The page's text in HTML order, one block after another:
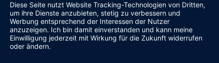
Diese Seite nutzt Website Tracking-Technologien von Dritten,
um ihre Dienste anzubieten, stetig zu verbessern und
Werbung entsprechend der Interessen der Nutzer
anzuzeigen. Ich bin damit einverstanden und kann meine
Einwilligung jederzeit mit Wirkung für die Zukunft widerrufen
oder ändern.